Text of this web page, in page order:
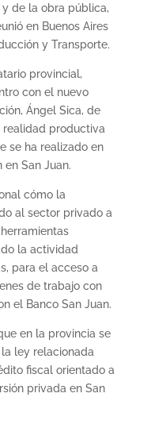
de la obra pública,
en Buenos Aires
y Transporte.
provincial,
con el nuevo
Ángel Sica, de
realidad productiva
se ha realizado en
San Juan.
cómo la
al sector privado a
la actividad
para el acceso a
de trabajo con
el Banco San Juan.
en la provincia se
ley relacionada
fiscal orientado a
privada en San